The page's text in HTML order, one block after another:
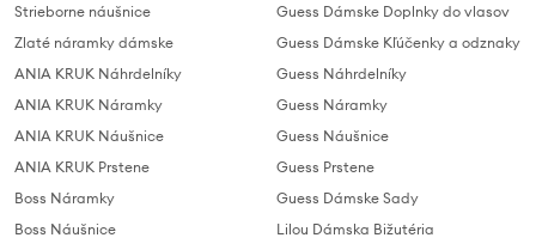
Strieborne náušnice
Zlaté náramky dámske
ANIA KRUK Náhrdelníky
ANIA KRUK Náramky
ANIA KRUK Náušnice
ANIA KRUK Prstene
Boss Náramky
Boss Náušnice
Guess Dámske Doplnky do vlasov
Guess Dámske Kľúčenky a odznaky
Guess Náhrdelníky
Guess Náramky
Guess Náušnice
Guess Prstene
Guess Dámske Sady
Lilou Dámska Bižutéria